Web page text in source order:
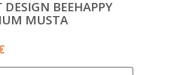
DESIGN BEEHAPPY
MUSTA